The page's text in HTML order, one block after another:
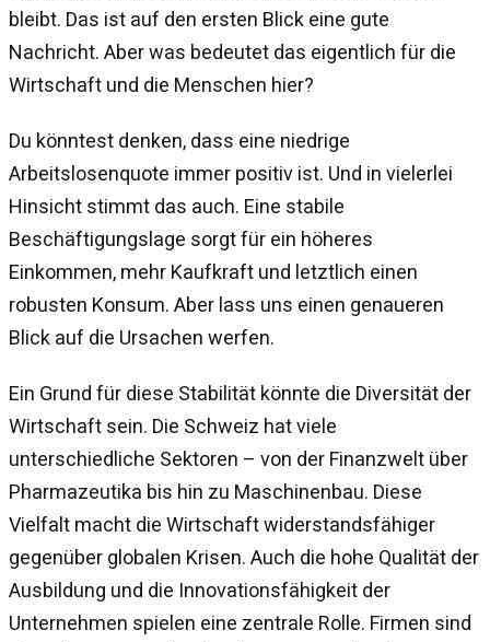
bleibt. Das ist auf den ersten Blick eine gute
Nachricht. Aber was bedeutet das eigentlich für die
Wirtschaft und die Menschen hier?
Du könntest denken, dass eine niedrige
Arbeitslosenquote immer positiv ist. Und in vielerlei
Hinsicht stimmt das auch. Eine stabile
Beschäftigungslage sorgt für ein höheres
Einkommen, mehr Kaufkraft und letztlich einen
robusten Konsum. Aber lass uns einen genaueren
Blick auf die Ursachen werfen.
Ein Grund für diese Stabilität könnte die Diversität der
Wirtschaft sein. Die Schweiz hat viele
unterschiedliche Sektoren – von der Finanzwelt über
Pharmazeutika bis hin zu Maschinenbau. Diese
Vielfalt macht die Wirtschaft widerstandsfähiger
gegenüber globalen Krisen. Auch die hohe Qualität der
Ausbildung und die Innovationsfähigkeit der
Unternehmen spielen eine zentrale Rolle. Firmen sind